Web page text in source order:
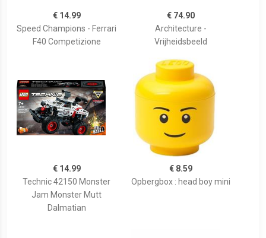
€ 14.99
Speed Champions - Ferrari
F40 Competizione
€ 74.90
Architecture -
Vrijheidsbeeld
€ 14.99
Technic 42150 Monster
Jam Monster Mutt
Dalmatian
€ 8.59
Opbergbox : head boy mini